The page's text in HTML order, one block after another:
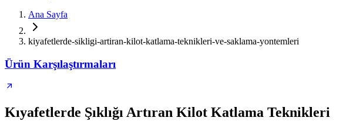
Ana Sayfa
kiyafetlerde-sikligi-artiran-kilot-katlama-teknikleri-ve-saklama-yontemleri
Ürün Karşılaştırmaları
Kıyafetlerde Şıklığı Artıran Kilot Katlama Teknikleri